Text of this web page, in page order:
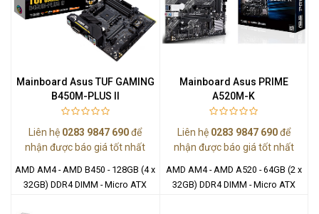
Mainboard Asus TUF GAMING
B450M-PLUS II
Liên hệ 0283 9847 690để
nhận được báo giá tốt nhất
AMD AM4 - AMD B450 - 128GB (4 x
32GB) DDR4 DIMM - Micro ATX
Mainboard Asus PRIME
A520M-K
Liên hệ 0283 9847 690để
nhận được báo giá tốt nhất
AMD AM4 - AMD A520 - 64GB (2 x
32GB) DDR4 DIMM - Micro ATX